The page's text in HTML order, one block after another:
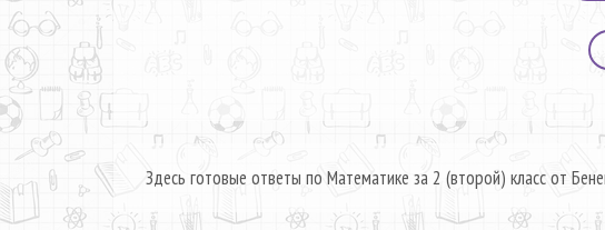
Здесь готовые ответы по Математике за 2 (второй) класс от